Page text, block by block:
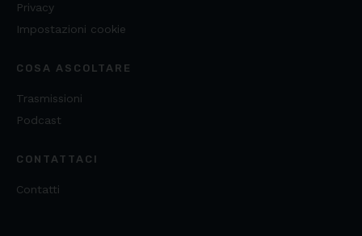
Privacy
Impostazioni cookie
COSA ASCOLTARE
Trasmissioni
Podcast
CONTATTACI
Contatti